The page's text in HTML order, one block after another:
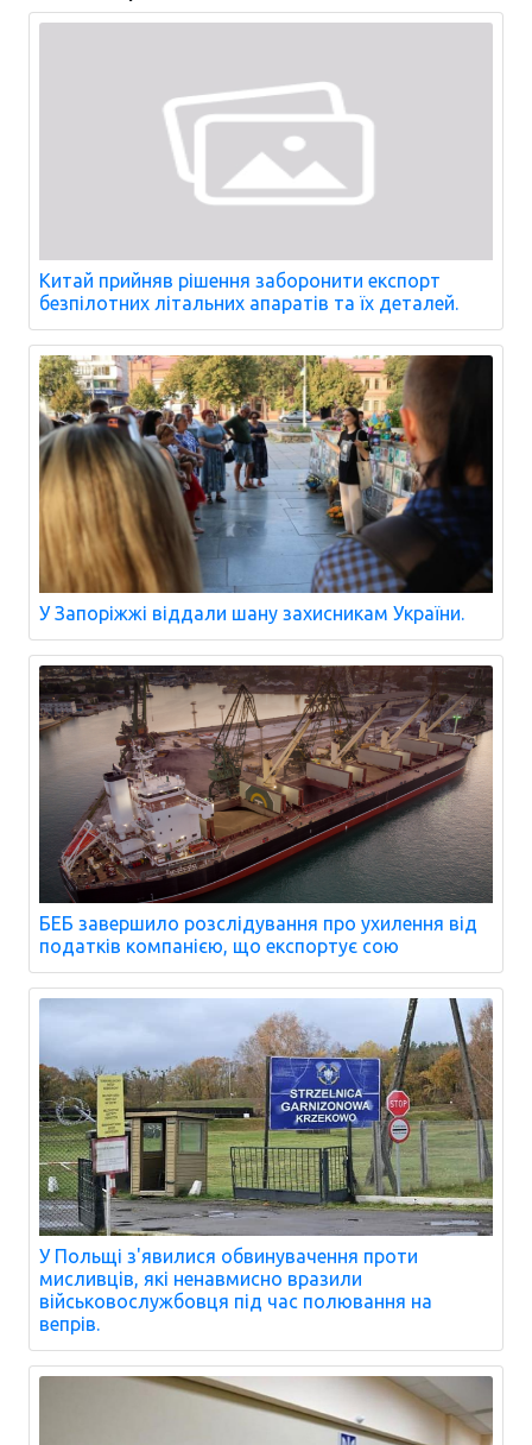
Китай прийняв рішення заборонити експорт
безпілотних літальних апаратів та їх деталей.
У Запоріжжі віддали шану захисникам України.
БЕБ завершило розслідування про ухилення від
податків компанією, що експортує сою
У Польщі з'явилися обвинувачення проти
мисливців, які ненавмисно вразили
військовослужбовця під час полювання на
вепрів.